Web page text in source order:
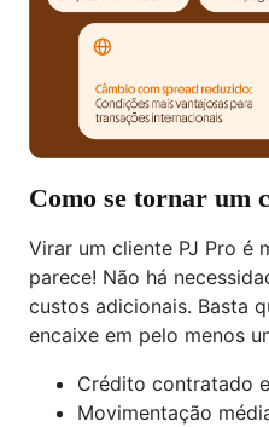
Como se tornar um
Virar um cliente PJ Pro é
parece! Não há
custos adicionais. Basta
encaixe em pelo menos
Crédito contratado
Movimentação